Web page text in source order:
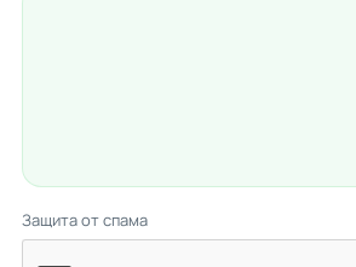
Защита от спама